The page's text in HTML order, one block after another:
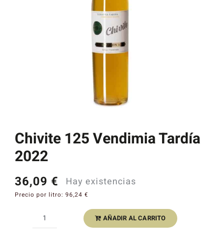
Chivite 125 Vendimia Tardía
2022
36,09 € Hay existencias
Precio por litro: 96,24 €
Chivite
AÑADIR AL CARRITO